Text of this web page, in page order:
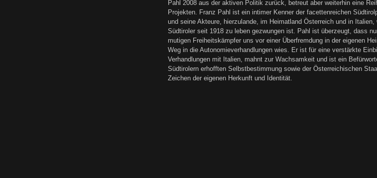
Pahl 2008 aus der aktiven Politik zurück, betreut aber weiterhin eine
Projekten. Franz Pahl ist ein intimer Kenner der facettenreichen
und seine Akteure, hierzulande, im Heimatland Österreich und in Italien,
Südtiroler seit 1918 zu leben gezwungen ist. Pahl ist überzeugt, dass
mutigen Freiheitskämpfer uns vor einer Überfremdung in der eigenen
Weg in die Autonomieverhandlungen wies. Er ist für eine verstärkte
Verhandlungen mit Italien, mahnt zur Wachsamkeit und ist ein
Südtirolern erhofften Selbstbestimmung sowie der Österreichischen
Zeichen der eigenen Herkunft und Identität.